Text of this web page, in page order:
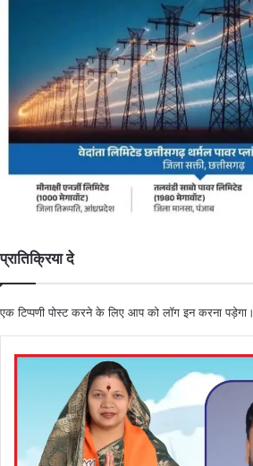
प्रातिक्रिया दे
एक टिप्पणी पोस्ट करने के लिए आप कोलॉग इनकरना पड़ेगा।